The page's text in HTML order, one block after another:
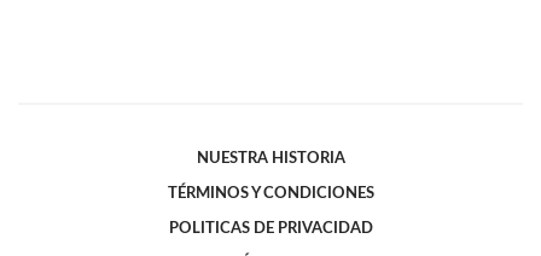
NUESTRA HISTORIA
TÉRMINOS Y CONDICIONES
POLITICAS DE PRIVACIDAD